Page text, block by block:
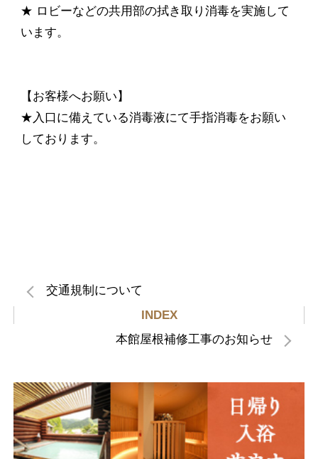
★ ロビーなどの共用部の拭き取り消毒を実施して
います。
【お客様へお願い】
★入口に備えている消毒液にて手指消毒をお願い
しております。
交通規制について
INDEX
本館屋根補修工事のお知らせ